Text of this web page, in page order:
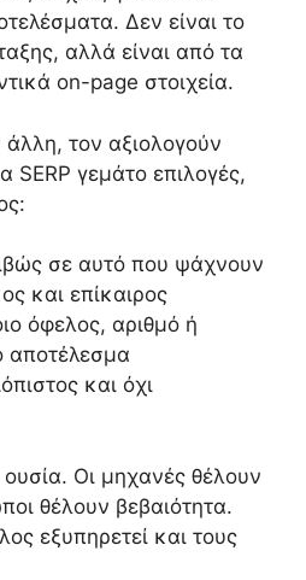
Δεν είναι το
αλλά είναι από τα
on-page στοιχεία.
τον αξιολογούν
γεμάτο επιλογές,
σε αυτό που ψάχνουν
και επίκαιρος
όφελος, αριθμό ή
αποτέλεσμα
και όχι
ουσία. Οι μηχανές θέλουν
θέλουν βεβαιότητα.
εξυπηρετεί και τους